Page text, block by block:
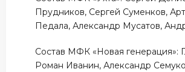
Прудников, Сергей Суменков,
Педала, Александр Мусатов,
Состав МФК «Новая генерация»:
Роман Иванин, Александр